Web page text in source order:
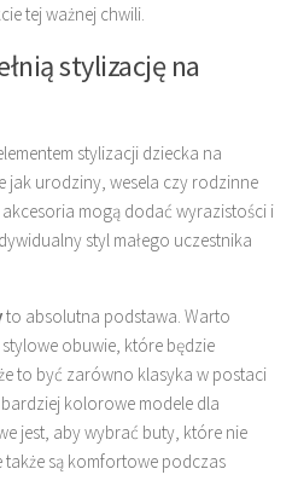
tej ważnej chwili.
stylizację na
stylizacji dziecka na
urodziny, wesela czy rodzinne
mogą dodać wyrazistości i
styl małego uczestnika
to absolutna podstawa. Warto
obuwie, które będzie
to być zarówno klasyka w postaci
kolorowe modele dla
jest, aby wybrać buty, które nie
są komfortowe podczas